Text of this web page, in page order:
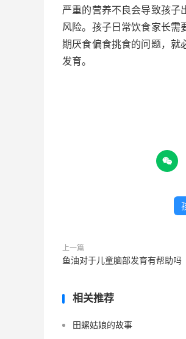
严重的营养不良会导致孩子
风险。孩子日常饮食家长需
期厌食偏食挑食的问题，就
发育。

上一篇
鱼油对于儿童脑部发育有帮助吗
相关推荐
田螺姑娘的故事